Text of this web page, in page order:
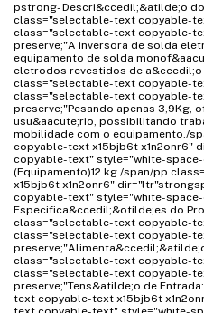
pstrong- Descri&ccedil;&atilde;o
class="selectable-text copyable-
class="selectable-text copyable-
preserve;"A inversora de solda
equipamento de solda
eletrodos revestidos de
class="selectable-text copyable-
class="selectable-text copyable-
preserve;"Pesando apenas 3,9Kg,
usu&aacute;rio, possibilitando
mobilidade com o equipamento./
copyable-text x15bjb6t x1n2onr6"
copyable-text" style="white-
(Equipamento)12 kg./span/pp
x15bjb6t x1n2onr6"
copyable-text" style="white-
Especifica&ccedil;&otilde;es do
class="selectable-text copyable-
class="selectable-text copyable-
class="selectable-text copyable-
class="selectable-text copyable-
preserve;"Tens&atilde;o de
text copyable-text x15bjb6t